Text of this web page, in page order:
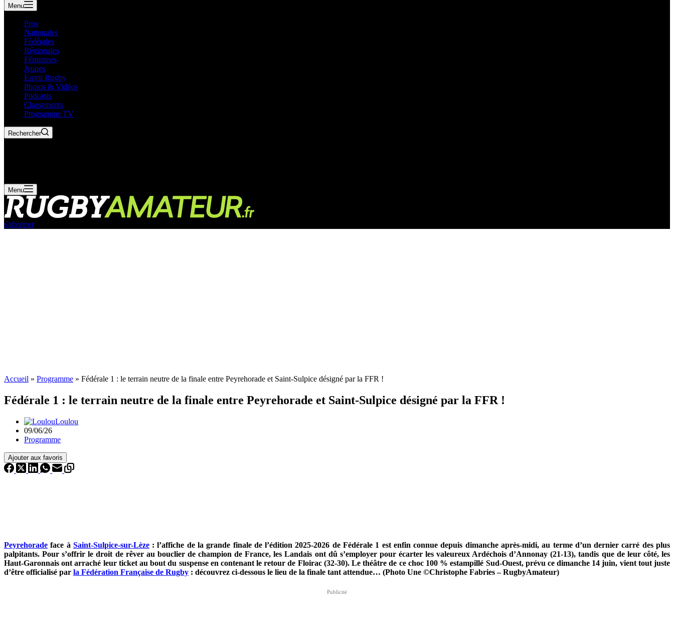
Menu
Pros
Nationales
Fédérales
Régionales
Féminines
Jeunes
Esprit Rugby
Photos & Vidéos
Podcasts
Classements
Programme TV
Rechercher
Menu
s'abonner
Accueil » Programme » Fédérale 1 : le terrain neutre de la finale entre Peyrehorade et Saint-Sulpice désigné par la FFR !
Fédérale 1 : le terrain neutre de la finale entre Peyrehorade et Saint-Sulpice désigné par la FFR !
Loulou
09/06/26
Programme
Ajouter aux favoris
Peyrehorade face à Saint-Sulpice-sur-Lèze: l’affiche de la grande finale de l’édition 2025-2026 de Fédérale 1 est enfin connue depuis dimanche après-midi, au terme d’un dernier carré des plus
palpitants. Pour s’offrir le droit de rêver au bouclier de champion de France, les Landais ont dû s’employer pour écarter les valeureux Ardéchois d’Annonay (21-13), tandis que de leur côté, les
Haut-Garonnais ont arraché leur ticket au bout du suspense en contenant le retour de Floirac (32-30). Le théâtre de ce choc 100 % estampillé Sud-Ouest, prévu ce dimanche 14 juin, vient tout juste
d’être officialisé par la Fédération Française de Rugby : découvrez ci-dessous le lieu de la finale tant attendue… (Photo Une ©Christophe Fabries – RugbyAmateur)